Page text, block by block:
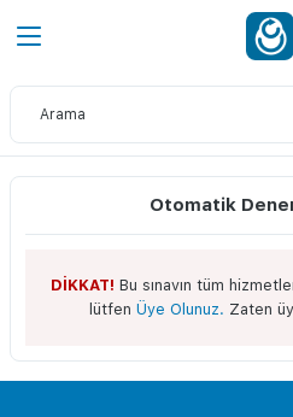
Otomatik
DİKKAT! Bu sınavın tüm
lütfen Üye Olunuz. Zaten